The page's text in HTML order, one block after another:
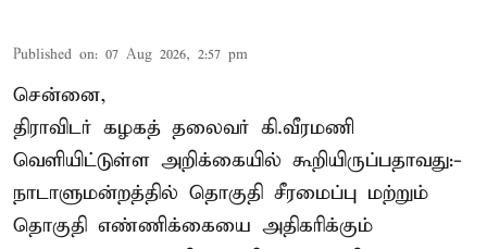
Published on: 07 Aug 2026, 2:57 pm
சென்னை,
திராவிடர் கழகத் தலைவர் கி.வீரமணி
வெளியிட்டுள்ள அறிக்கையில் கூறியிருப்பதாவது:-
நாடாளுமன்றத்தில் தொகுதி சீரமைப்பு மற்றும்
தொகுதி எண்ணிக்கையை அதிகரிக்கும்